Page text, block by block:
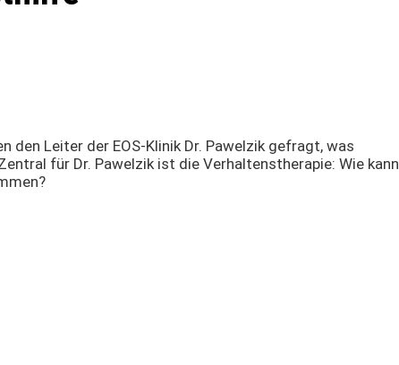
den Leiter der EOS-Klinik Dr. Pawelzik gefragt, was
für Dr. Pawelzik ist die Verhaltenstherapie: Wie kann